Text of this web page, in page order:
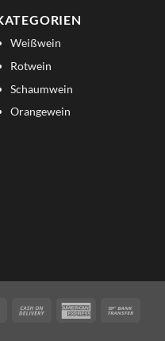
Weißwein
Rotwein
Schaumwein
Orangewein
MasterCardCash
American